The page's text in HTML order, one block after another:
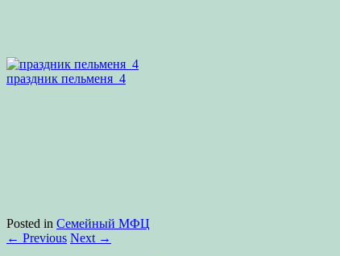
праздник пельменя_4
Posted in Семейный МФЦ
← Previous Next →